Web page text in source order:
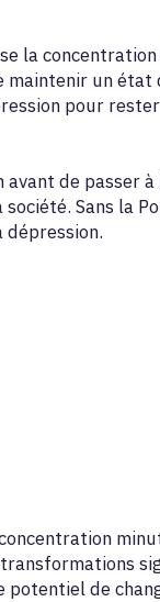
la
maintenir un état
pour
de passer
Sans la
de